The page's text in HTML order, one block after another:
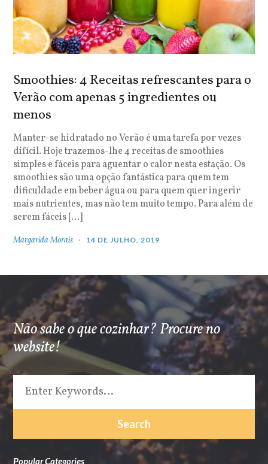
Smoothies: 4 Receitas refrescantes para o
Verão com apenas 5 ingredientes ou
menos
Manter-se hidratado no Verão é uma tarefa por vezes
difícil. Hoje trazemos-lhe 4 receitas de smoothies
simples e fáceis para aguentar o calor nesta estação. Os
smoothies são uma opção fantástica para quem tem
dificuldade em beber água ou para quem quer ingerir
mais nutrientes, mas não tem muito tempo. Para além de
serem fáceis […]
Margarida Morais 14 DE JULHO, 2019
Não sabe o que cozinhar? Procure no
website!
Popular Categories